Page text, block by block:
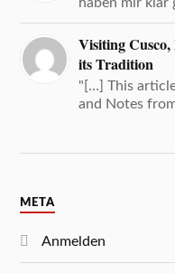
Visiting
its Tradition
"[…] This
and Notes
META
Anmelden